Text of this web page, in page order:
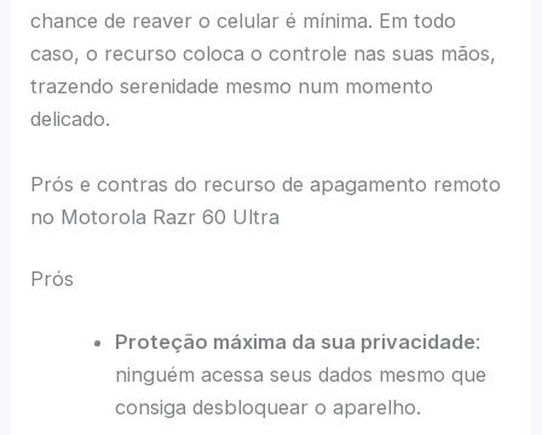
chance de reaver o celular é mínima. Em todo
caso, o recurso coloca o controle nas suas mãos,
trazendo serenidade mesmo num momento
delicado.
Prós e contras do recurso de apagamento remoto
no Motorola Razr 60 Ultra
Prós
Proteção máxima da sua privacidade:
ninguém acessa seus dados mesmo que
consiga desbloquear o aparelho.